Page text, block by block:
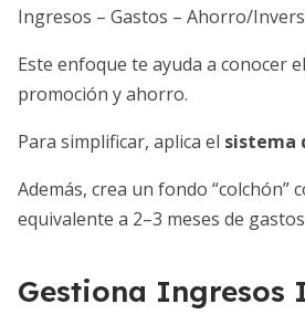
Ingresos – Gastos – Ahorro/
Este enfoque te ayuda a conocer
promoción y ahorro.
Para simplificar, aplica el sistema
Además, crea un fondo “colchón”
equivalente a 2–3 meses de
Gestiona Ingresos